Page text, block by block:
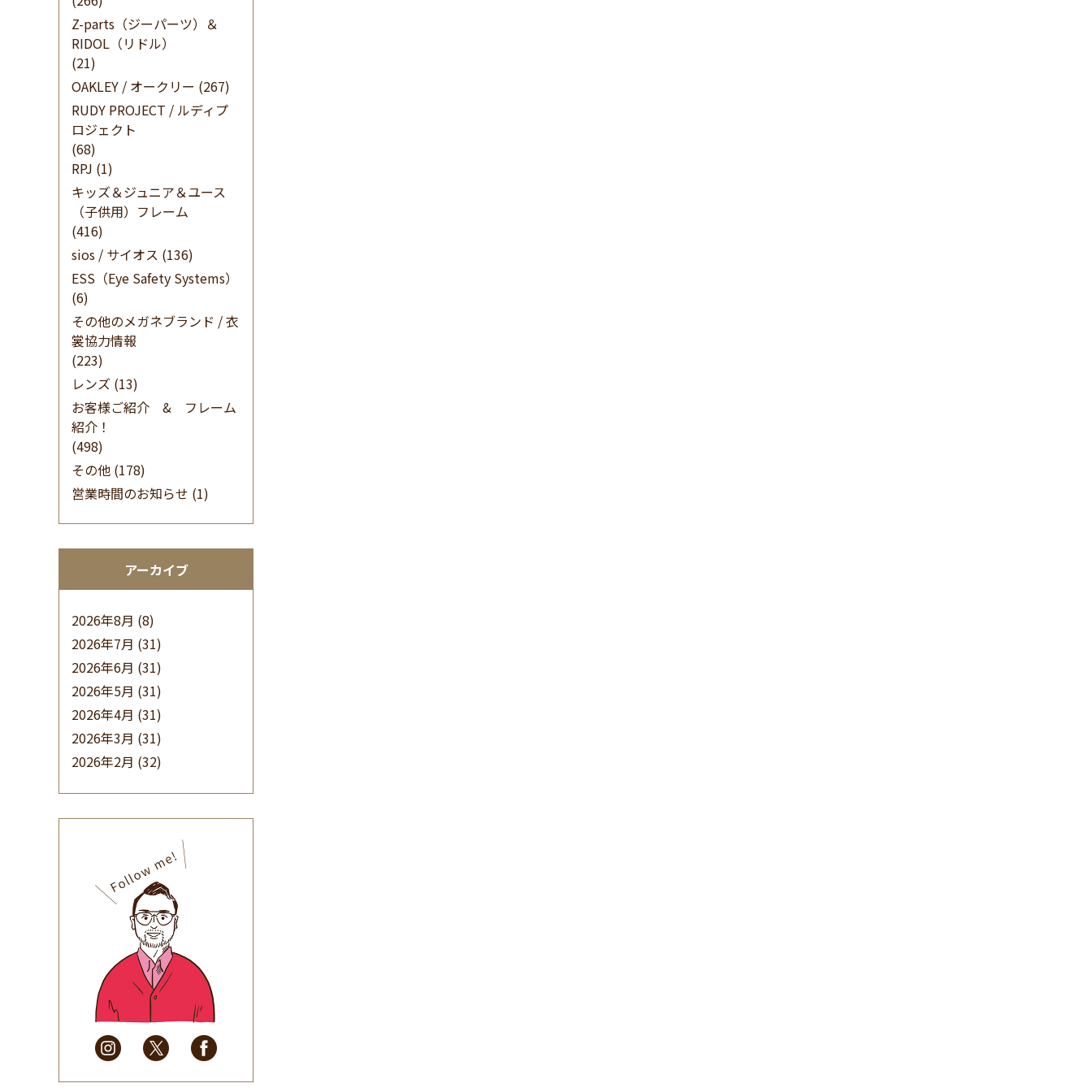
Z-parts（ジーパーツ）＆
RIDOL（リドル）
(21)
OAKLEY / オークリー (267)
RUDY PROJECT / ルディプ
ロジェクト
(68)
RPJ (1)
キッズ＆ジュニア＆ユース
（子供用）フレーム
(416)
sios / サイオス (136)
ESS（Eye Safety Systems）
(6)
その他のメガネブランド / 衣
裳協力情報
(223)
レンズ (13)
お客様ご紹介 & フレーム
紹介！
(498)
その他 (178)
営業時間のお知らせ (1)
アーカイブ
2026年8月 (8)
2026年7月 (31)
2026年6月 (31)
2026年5月 (31)
2026年4月 (31)
2026年3月 (31)
2026年2月 (32)
(32)
2025年9月(30)
2025年8月(31)
2025年7月(37)
2025年6月(48)
2025年5月
(41)
2025年4月
(32)
2025年3月(31)
2025年2月
(28)
2025年1月
(34)